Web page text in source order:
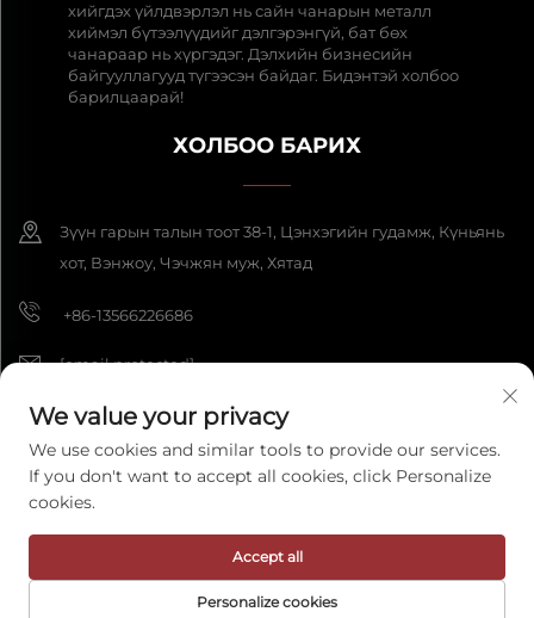
хийгдэх үйлдвэрлэл нь сайн чанарын металл
хиймэл бүтээлүүдийг дэлгэрэнгүй, бат бөх
чанараар нь хүргэдэг. Дэлхийн бизнесийн
байгууллагууд түгээсэн байдаг. Бидэнтэй холбоо
барилцаарай!
ХОЛБОО БАРИХ
Зүүн гарын талын тоот 38-1, Цэнхэгийн гудамж, Күньянь
хот, Вэнжоу, Чэчжян муж, Хятад
+86-13566226686
[email protected]
Бүх эрх нь Хамгаалагдсан 2025 Wenzhou Fengke Crafts Co., Ltd.
компаний эрх зүйн бүх эрхийг хуваалцана. Нууцлалын бодлого
We value your privacy
We use cookies and similar tools to provide our services.
If you don't want to accept all cookies, click Personalize
cookies.
Personalize cookies
Accept all